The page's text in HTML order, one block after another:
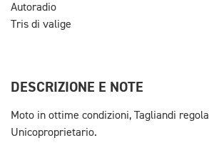
Autoradio
Tris di valige
DESCRIZIONE E NOTE
Moto in ottime condizioni, Tagliandi
Unicoproprietario.